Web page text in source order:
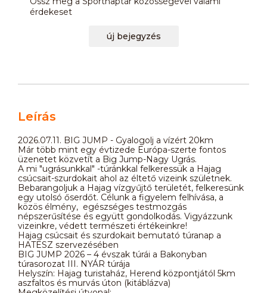
érdekeset
új bejegyzés
Leírás
2026.07.11. BIG JUMP - Gyalogolj a vízért 20km
Már több mint egy évtizede Európa-szerte fontos
üzenetet közvetít a Big Jump-Nagy Ugrás.
A mi "ugrásunkkal" -túránkkal felkeressük a Hajag
csúcsait-szurdokait ahol az éltető vizeink születnek.
Bebarangoljuk a Hajag vízgyűjtő területét, felkeresünk
egy utolsó őserdőt. Célunk a figyelem felhívása, a
közös élmény, egészséges testmozgás
népszerűsítése és együtt gondolkodás. Vigyázzunk
vizeinkre, védett természeti értékeinkre!
Hajag csúcsait és szurdokait bemutató túranap a
HATESZ szervezésében
BIG JUMP 2026 – 4 évszak túrái a Bakonyban
túrasorozat III. NYÁR túrája
Helyszín: Hajag turistaház, Herend központjától 5km
aszfaltos és murvás úton (kitáblázva)